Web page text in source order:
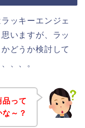
ッキーエンジェ
いますが、ラッ
どうか検討して
、、。
って
～？